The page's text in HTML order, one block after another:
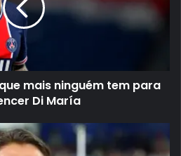
mais ninguém tem para
Di María